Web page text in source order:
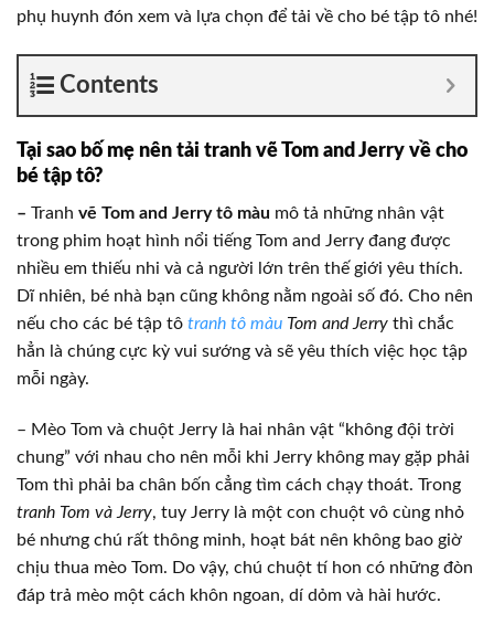
phụ huynh đón xem và lựa chọn để tải về cho bé tập tô nhé!
Contents
Tại sao bố mẹ nên tải tranh vẽ Tom and Jerry về cho
bé tập tô?
– Tranh vẽ Tom and Jerry tô màu mô tả những nhân vật
trong phim hoạt hình nổi tiếng Tom and Jerry đang được
nhiều em thiếu nhi và cả người lớn trên thế giới yêu thích.
Dĩ nhiên, bé nhà bạn cũng không nằm ngoài số đó. Cho nên
nếu cho các bé tập tô tranh tô màu Tom and Jerry thì chắc
hẳn là chúng cực kỳ vui sướng và sẽ yêu thích việc học tập
mỗi ngày.
– Mèo Tom và chuột Jerry là hai nhân vật “không đội trời
chung” với nhau cho nên mỗi khi Jerry không may gặp phải
Tom thì phải ba chân bốn cẳng tìm cách chạy thoát. Trong
tranh Tom và Jerry, tuy Jerry là một con chuột vô cùng nhỏ
bé nhưng chú rất thông minh, hoạt bát nên không bao giờ
chịu thua mèo Tom. Do vậy, chú chuột tí hon có những đòn
đáp trả mèo một cách khôn ngoan, dí dỏm và hài hước.